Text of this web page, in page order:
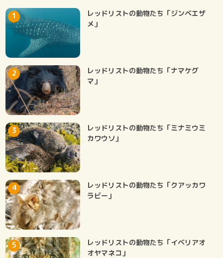
レッドリストの動物たち「ジンベエザ
メ」
レッドリストの動物たち「ナマケグ
マ」
レッドリストの動物たち「ミナミウミ
カワウソ」
レッドリストの動物たち「クアッカワ
ラビー」
レッドリストの動物たち「イベリアオ
オヤマネコ」